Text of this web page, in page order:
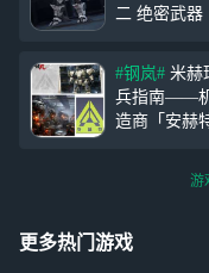
二 绝密武器 「X
不明的机兵
学家温斯顿
黑曜石协助
为特定机师
了一台。 该
核心”的装置
#钢岚#
兵指南——
造商「安赫
商都选择了
略。虽然同
游
更多热门游戏